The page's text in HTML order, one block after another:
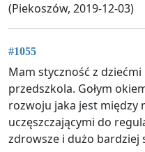
(Piekoszów, 2019-12-03)
#1055
Mam styczność z
przedszkola. Gołym
rozwoju jaka jest między
uczęszczającymi do
zdrowsze i dużo bardziej